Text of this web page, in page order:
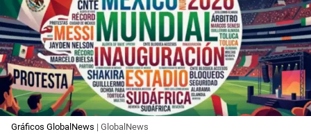
Gráficos GlobalNews | GlobalNews